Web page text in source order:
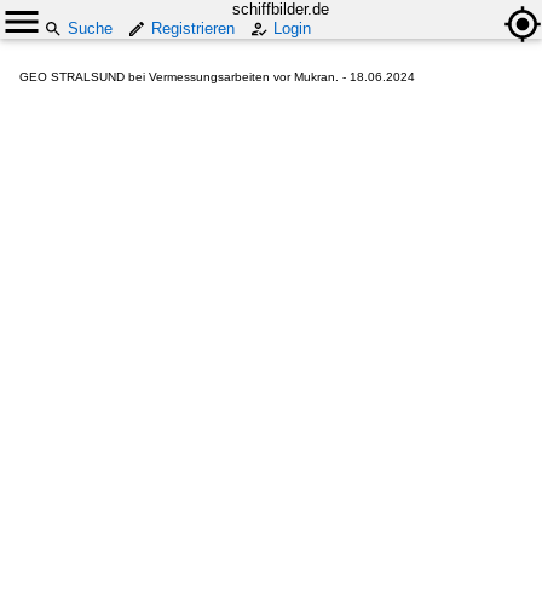
schiffbilder.de
Suche
Registrieren Login
GEO STRALSUND bei Vermessungsarbeiten vor Mukran. - 18.06.2024